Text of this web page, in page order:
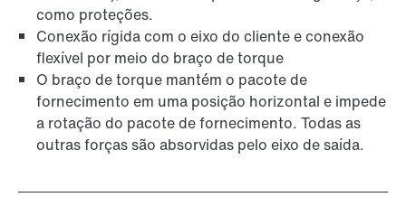
como proteções.
Conexão rígida com o eixo do cliente e conexão
flexível por meio do braço de torque
O braço de torque mantém o pacote de
fornecimento em uma posição horizontal e impede
a rotação do pacote de fornecimento. Todas as
outras forças são absorvidas pelo eixo de saída.